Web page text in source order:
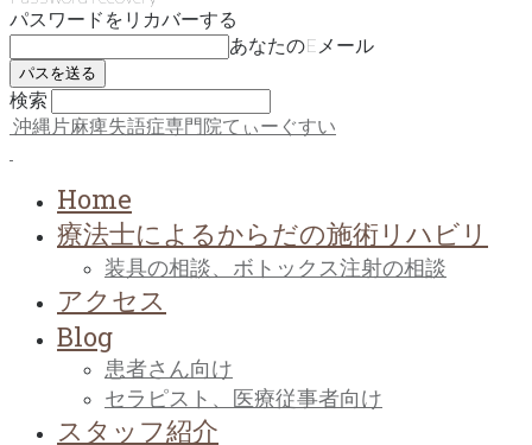
パスワードをリカバーする
あなたのEメール
検索
沖縄片麻痺失語症専門院てぃーぐすい
Home
療法士によるからだの施術リハビリ
装具の相談、ボトックス注射の相談
アクセス
Blog
患者さん向け
セラピスト、医療従事者向け
スタッフ紹介